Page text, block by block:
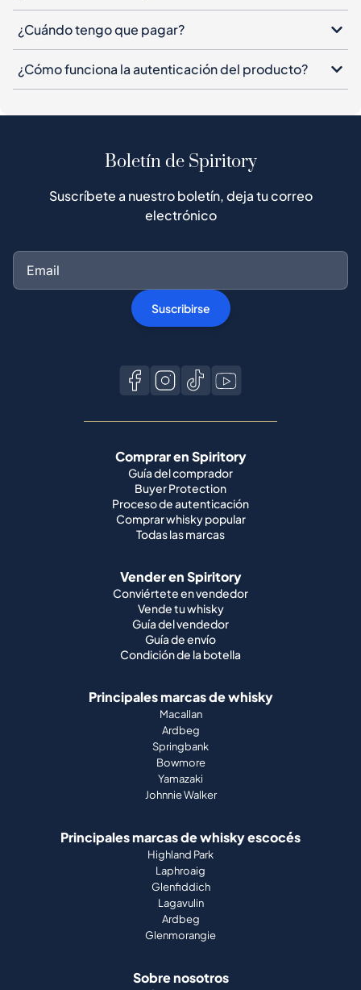
¿Cuándo tengo que pagar?
¿Cómo funciona la autenticación del producto?
Boletín de Spiritory
Suscríbete a nuestro boletín, deja tu correo
electrónico
Suscribirse
Comprar en Spiritory
Guía del comprador
Buyer Protection
Proceso de autenticación
Comprar whisky popular
Todas las marcas
Vender en Spiritory
Conviértete en vendedor
Vende tu whisky
Guía del vendedor
Guía de envío
Condición de la botella
Principales marcas de whisky
Macallan
Ardbeg
Springbank
Bowmore
Yamazaki
Johnnie Walker
Principales marcas de whisky escocés
Highland Park
Laphroaig
Glenfiddich
Lagavulin
Ardbeg
Glenmorangie
Sobre nosotros